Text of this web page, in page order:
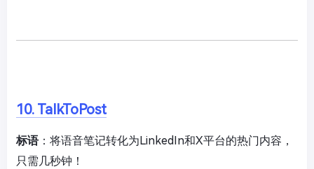
10. TalkToPost
标语：将语音笔记转化为LinkedIn和X平台的热门内容，
只需几秒钟！